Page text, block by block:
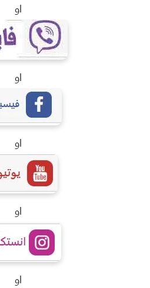
او
او
او
او
او